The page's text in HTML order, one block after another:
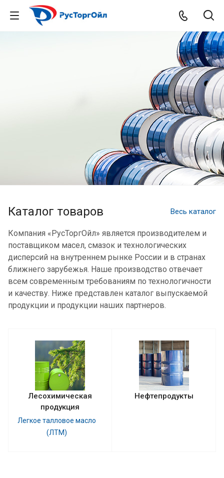
Весь каталог
Каталог товаров
Компания «РусТоргОйл» является производителем и
поставщиком масел, смазок и технологических
дисперсий на внутреннем рынке России и в странах
ближнего зарубежья. Наше производство отвечает
всем современным требованиям по технологичности
и качеству. Ниже представлен каталог выпускаемой
продукции и продукции наших партнеров.
Лесохимическая
продукция
Легкое талловое масло
(ЛТМ)
Нефтепродукты